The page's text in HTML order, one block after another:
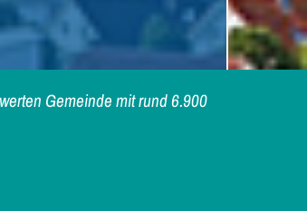
Gemeinde mit rund 6.900